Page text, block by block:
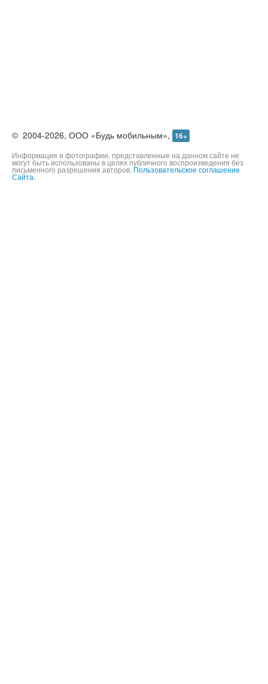
© 2004-2026, ООО «Будь мобильным», 16+
Информация и фотографии, представленные на данном сайте не
могут быть использованы в целях публичного воспроизведения без
письменного разрешения авторов. Пользовательское соглашение
Сайта.